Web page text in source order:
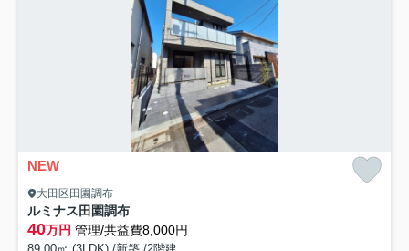
NEW
大田区田園調布
ルミナス田園調布
40万円 管理/共益費8,000円